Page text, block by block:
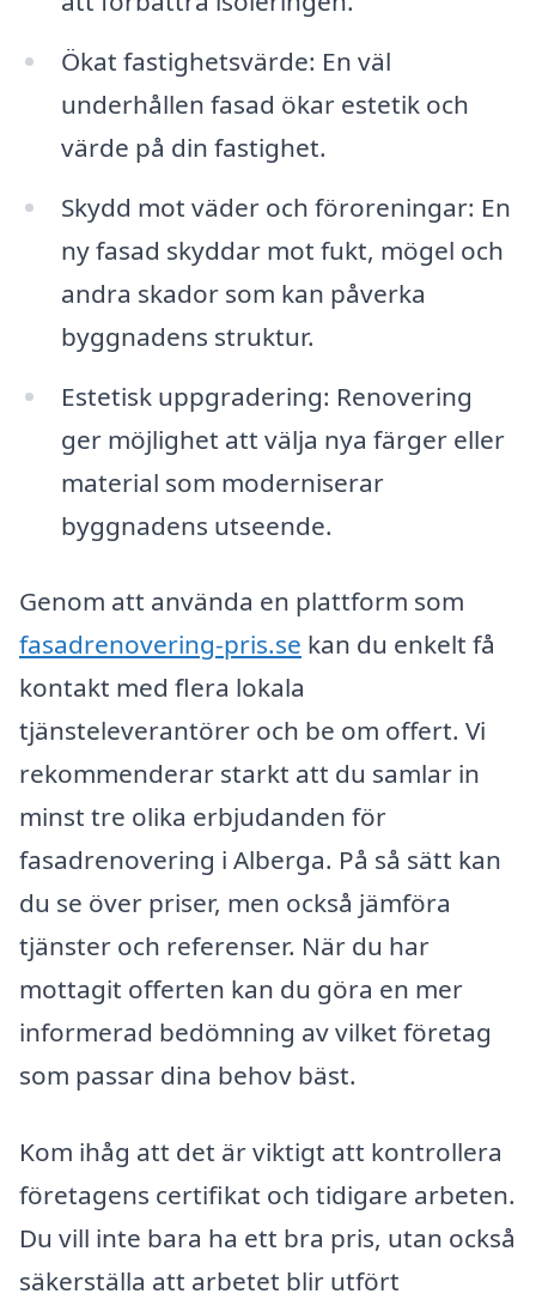
Ökat fastighetsvärde: En väl
underhållen fasad ökar estetik och
värde på din fastighet.
Skydd mot väder och föroreningar: En
ny fasad skyddar mot fukt, mögel och
andra skador som kan påverka
byggnadens struktur.
Estetisk uppgradering: Renovering
ger möjlighet att välja nya färger eller
material som moderniserar
byggnadens utseende.
Genom att använda en plattform som
fasadrenovering-pris.se kan du enkelt få
kontakt med flera lokala
tjänsteleverantörer och be om offert. Vi
rekommenderar starkt att du samlar in
minst tre olika erbjudanden för
fasadrenovering i Alberga. På så sätt kan
du se över priser, men också jämföra
tjänster och referenser. När du har
mottagit offerten kan du göra en mer
informerad bedömning av vilket företag
som passar dina behov bäst.
Kom ihåg att det är viktigt att kontrollera
företagens certifikat och tidigare arbeten.
Du vill inte bara ha ett bra pris, utan också
säkerställa att arbetet blir utfört